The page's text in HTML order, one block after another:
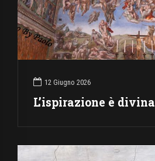
12 Giugno 2026
L’ispirazione è divina